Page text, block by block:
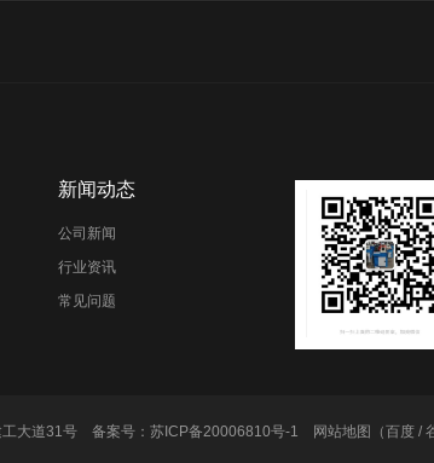
新闻动态
公司新闻
行业资讯
常见问题
大道31号 备案号： 苏ICP备20006810号-1 网站地图 （百度 /